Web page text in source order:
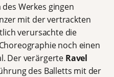
Werkes gingen
mit der vertrackten
verursachte die
noch einen
Der verärgerte Ravel
des Balletts mit der